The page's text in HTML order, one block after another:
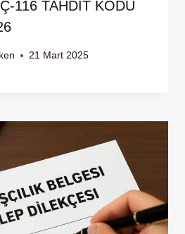
116 TAHDİT KODU
21 Mart 2025